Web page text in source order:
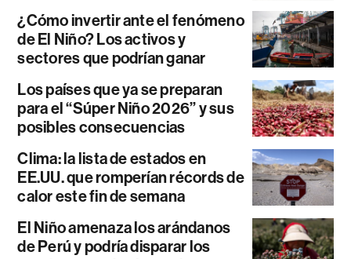
¿Cómo invertir ante el fenómeno
de El Niño? Los activos y
sectores que podrían ganar
Los países que ya se preparan
para el “Súper Niño 2026” y sus
posibles consecuencias
Clima: la lista de estados en
EE.UU. que romperían récords de
calor este fin de semana
El Niño amenaza los arándanos
de Perú y podría disparar los